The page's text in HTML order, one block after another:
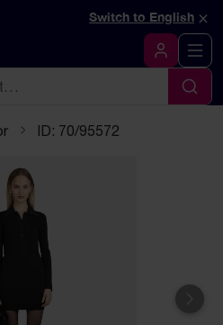
av denna sidaSwitch to English ×
Logga in
Sök
ID: 70/95572